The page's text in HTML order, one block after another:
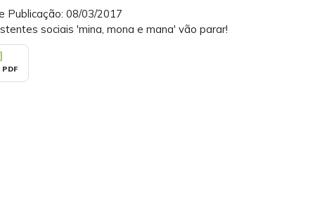
Publicação: 08/03/2017
sociais 'mina, mona e mana' vão parar!
PDF